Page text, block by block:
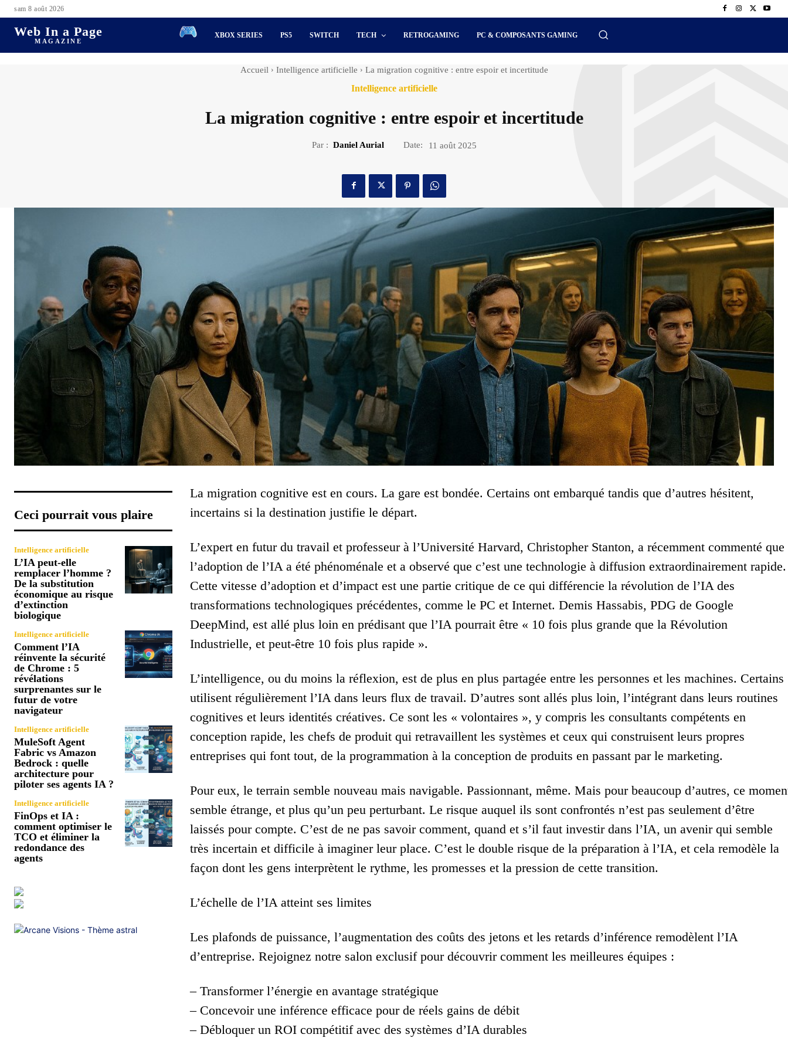
sam 8 août 2026
Web In a Page
MAGAZINE
XBOX SERIES PS5 SWITCH TECH RETROGAMING PC & COMPOSANTS GAMING
Accueil Intelligence artificielle La migration cognitive : entre espoir et incertitude
Intelligence artificielle
La migration cognitive : entre espoir et incertitude
Par : Daniel Aurial Date: 11 août 2025
Ceci pourrait vous plaire
Intelligence artificielle
L’IA peut-elle
remplacer l’homme ?
De la substitution
économique au risque
d’extinction
biologique
Intelligence artificielle
Comment l’IA
réinvente la sécurité
de Chrome : 5
révélations
surprenantes sur le
futur de votre
navigateur
Intelligence artificielle
MuleSoft Agent
Fabric vs Amazon
Bedrock : quelle
architecture pour
piloter ses agents IA ?
Intelligence artificielle
FinOps et IA :
comment optimiser le
TCO et éliminer la
redondance des
agents
La migration cognitive est en cours. La gare est bondée. Certains ont embarqué tandis que d’autres hésitent,
incertains si la destination justifie le départ.
L’expert en futur du travail et professeur à l’Université Harvard, Christopher Stanton, a récemment commenté que
l’adoption de l’IA a été phénoménale et a observé que c’est une technologie à diffusion extraordinairement rapide.
Cette vitesse d’adoption et d’impact est une partie critique de ce qui différencie la révolution de l’IA des
transformations technologiques précédentes, comme le PC et Internet. Demis Hassabis, PDG de Google
DeepMind, est allé plus loin en prédisant que l’IA pourrait être « 10 fois plus grande que la Révolution
Industrielle, et peut-être 10 fois plus rapide ».
L’intelligence, ou du moins la réflexion, est de plus en plus partagée entre les personnes et les machines. Certains
utilisent régulièrement l’IA dans leurs flux de travail. D’autres sont allés plus loin, l’intégrant dans leurs routines
cognitives et leurs identités créatives. Ce sont les « volontaires », y compris les consultants compétents en
conception rapide, les chefs de produit qui retravaillent les systèmes et ceux qui construisent leurs propres
entreprises qui font tout, de la programmation à la conception de produits en passant par le marketing.
Pour eux, le terrain semble nouveau mais navigable. Passionnant, même. Mais pour beaucoup d’autres, ce
semble étrange, et plus qu’un peu perturbant. Le risque auquel ils sont confrontés n’est pas seulement d’être
laissés pour compte. C’est de ne pas savoir comment, quand et s’il faut investir dans l’IA, un avenir qui semble
très incertain et difficile à imaginer leur place. C’est le double risque de la préparation à l’IA, et cela remodèle la
façon dont les gens interprètent le rythme, les promesses et la pression de cette transition.
L’échelle de l’IA atteint ses limites
Les plafonds de puissance, l’augmentation des coûts des jetons et les retards d’inférence remodèlent l’IA
d’entreprise. Rejoignez notre salon exclusif pour découvrir comment les meilleures équipes :
– Transformer l’énergie en avantage stratégique
– Concevoir une inférence efficace pour de réels gains de débit
– Débloquer un ROI compétitif avec des systèmes d’IA durables